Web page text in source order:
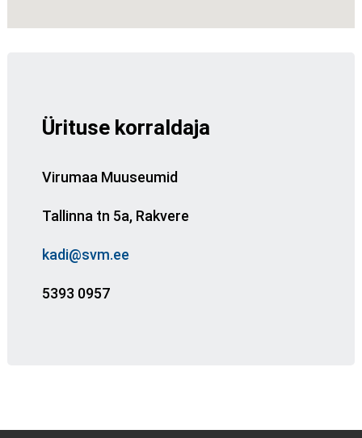
Ürituse korraldaja
Virumaa Muuseumid
Tallinna tn 5a, Rakvere
kadi@svm.ee
5393 0957